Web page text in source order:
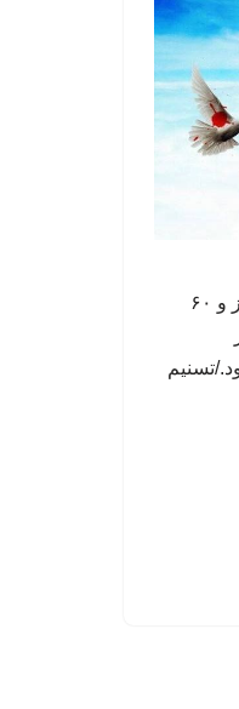
شهید بابایی بیش از ۳۰۰۰ ساعت پرواز و ۶۰